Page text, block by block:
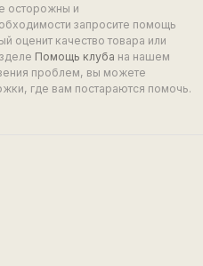
осторожны и
запросите помощь
оценит качество товара или
Помощь клуба на нашем
проблем, вы можете
где вам постараются помочь.